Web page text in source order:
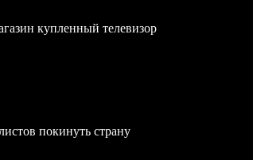
купленный телевизор
покинуть страну